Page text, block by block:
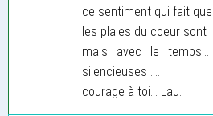
ce sentiment qui fait que
les plaies du coeur sont
mais avec le
silencieuses ....
courage à toi... Lau.